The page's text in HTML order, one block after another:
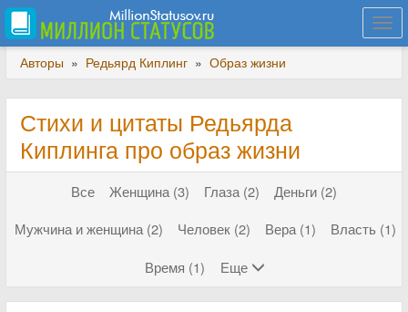
Авторы » Редьярд Киплинг » Образ жизни
Стихи и цитаты Редьярда
Киплинга про образ жизни
Все Женщина (3) Глаза (2)
Деньги (2)
Мужчина и женщина (2)
Человек (2) Вера (1)
Власть (1)
Время (1)
Еще